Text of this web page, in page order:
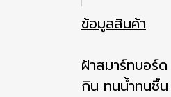
ข้อมูลสินค้า
ฝ้าสมาร์ทบอร์
กิน ทนน้ำทนชื้น